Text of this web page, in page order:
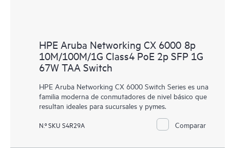
HPE Aruba Networking CX 6000 8p
10M/100M/1G Class4 PoE 2p SFP 1G
67W TAA Switch
HPE Aruba Networking CX 6000 Switch Series es una
familia moderna de conmutadores de nivel básico que
resultan ideales para sucursales y pymes.
N.º SKU S4R29A Comparar